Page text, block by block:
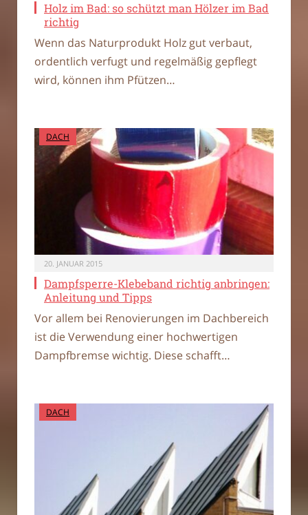
Holz im Bad: so schützt man Hölzer im Bad
richtig
Wenn das Naturprodukt Holz gut verbaut,
ordentlich verfugt und regelmäßig gepflegt
wird, können ihm Pfützen…
DACH
20. JANUAR 2015
Dampfsperre-Klebeband richtig anbringen:
Anleitung und Tipps
Vor allem bei Renovierungen im Dachbereich
ist die Verwendung einer hochwertigen
Dampfbremse wichtig. Diese schafft…
DACH